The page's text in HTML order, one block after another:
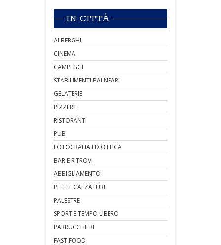
IN CITTÀ
ALBERGHI
CINEMA
CAMPEGGI
STABILIMENTI BALNEARI
GELATERIE
PIZZERIE
RISTORANTI
PUB
FOTOGRAFIA ED OTTICA
BAR E RITROVI
ABBIGLIAMENTO
PELLI E CALZATURE
PALESTRE
SPORT E TEMPO LIBERO
PARRUCCHIERI
FAST FOOD